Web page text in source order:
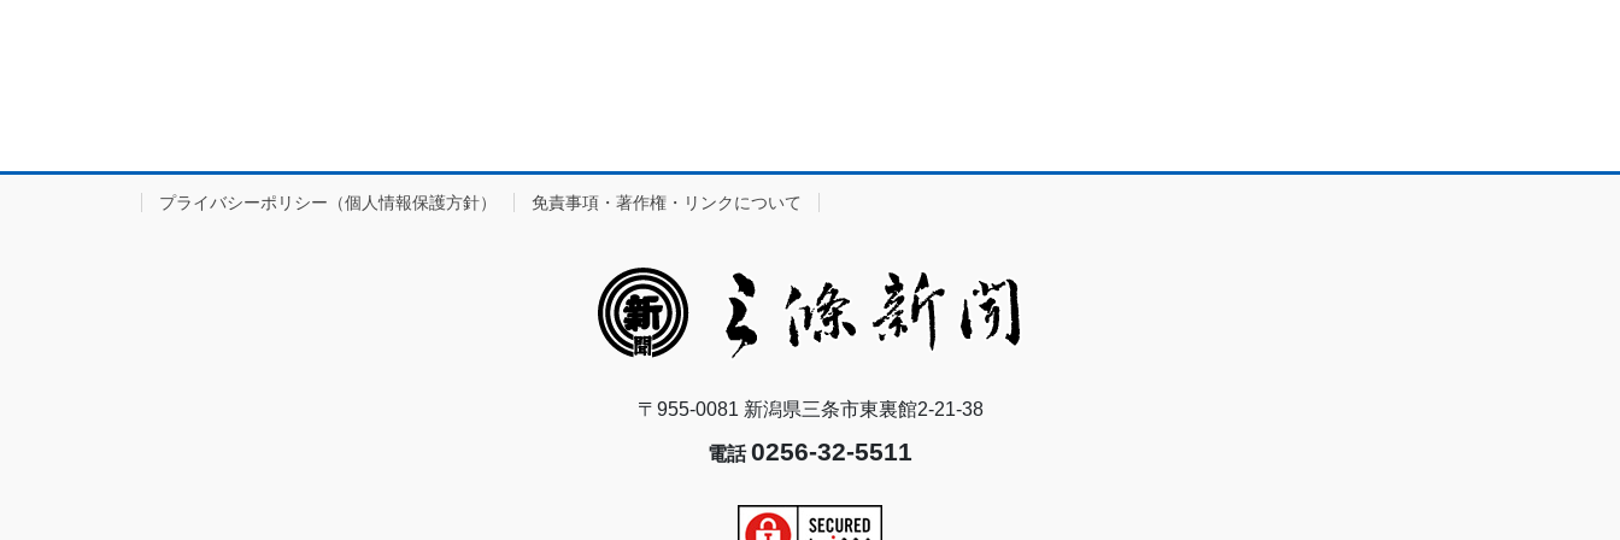
プライバシーポリシー（個人情報保護方針） 免責事項・著作権・リンクについて
〒955-0081 新潟県三条市東裏館2-21-38
電話0256-32-5511